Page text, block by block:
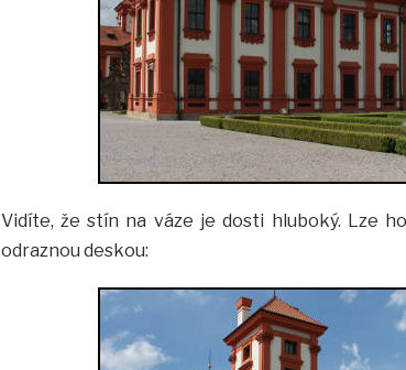
Vidíte, že stín na váze je dosti hluboký. Lze
odraznou deskou: